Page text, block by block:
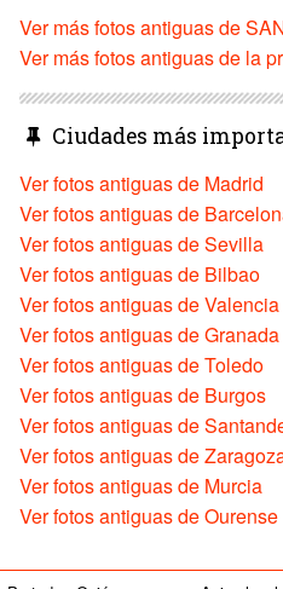
Ver más fotos antiguas de
Ver más fotos antiguas de la
Ciudades más
Ver fotos antiguas de Madrid
Ver fotos antiguas de
Ver fotos antiguas de Sevilla
Ver fotos antiguas de Bilbao
Ver fotos antiguas de Valencia
Ver fotos antiguas de Granada
Ver fotos antiguas de Toledo
Ver fotos antiguas de Burgos
Ver fotos antiguas de
Ver fotos antiguas de
Ver fotos antiguas de Murcia
Ver fotos antiguas de Ourense